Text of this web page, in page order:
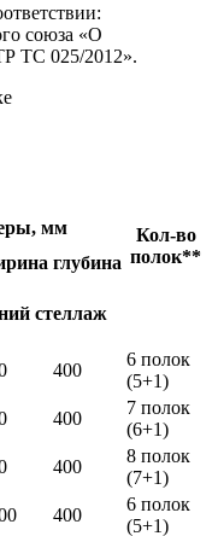
союза «О
ТС 025/2012».
мм
Кол-во
полок**
глубина
стеллаж
400
6 полок
(5+1)
400
7 полок
(6+1)
400
8 полок
(7+1)
400
6 полок
(5+1)